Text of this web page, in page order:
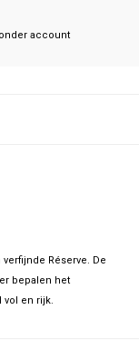
account
Réserve. De
bepalen het
vol en rijk.